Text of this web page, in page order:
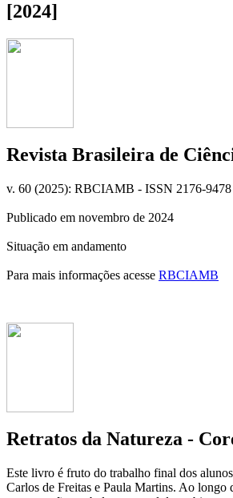
[2024]
Revista Brasileira de
v. 60 (2025): RBCIAMB - ISSN 2176-9478
Publicado em novembro de 2024
Situação em andamento
Para mais informações acesse RBCIAMB
Retratos da Natureza -
Este livro é fruto do trabalho final dos
Carlos de Freitas e Paula Martins. Ao longo